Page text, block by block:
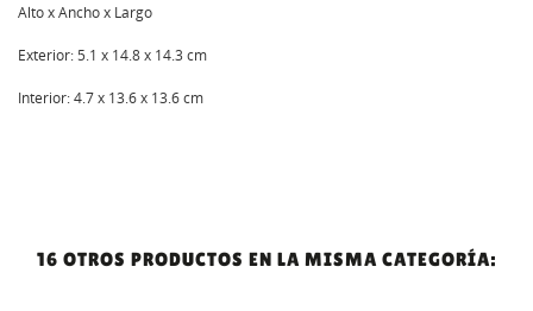
Alto x Ancho x Largo
Exterior: 5.1 x 14.8 x 14.3 cm
Interior: 4.7 x 13.6 x 13.6 cm
16 OTROS PRODUCTOS EN LA MISMA CATEGORÍA: